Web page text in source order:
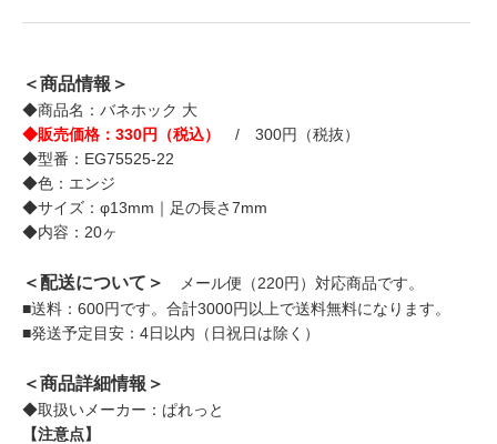
＜商品情報＞
◆商品名：バネホック 大
◆販売価格：330円（税込）
/ 300円（税抜）
◆型番：EG75525-22
◆色：エンジ
◆サイズ：φ13mm｜足の長さ7mm
◆内容：20ヶ
＜配送について＞
メール便（220円）対応商品です。
■送料：600円です。合計3000円以上で送料無料になります。
■発送予定目安：4日以内（日祝日は除く）
＜商品詳細情報＞
◆取扱いメーカー：ぱれっと
【注意点】